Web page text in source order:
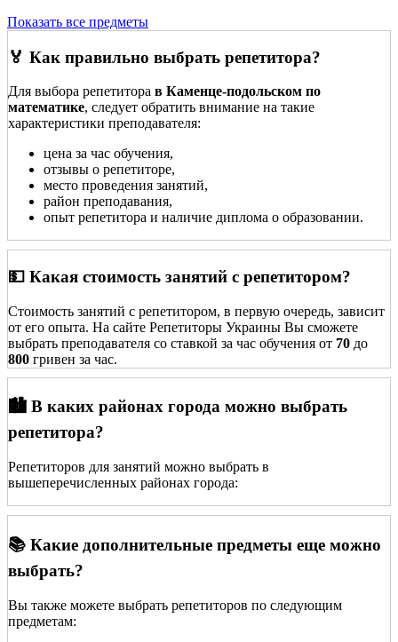
Показать все предметы
🏅 Как правильно выбрать репетитора?
Для выбора репетитора в Каменце-подольском по
математике, следует обратить внимание на такие
характеристики преподавателя:
цена за час обучения,
отзывы о репетиторе,
место проведения занятий,
район преподавания,
опыт репетитора и наличие диплома о образовании.
💵 Какая стоимость занятий с репетитором?
Стоимость занятий с репетитором, в первую очередь, зависит
от его опыта. На сайте Репетиторы Украины Вы сможете
выбрать преподавателя со ставкой за час обучения от 70 до
800 гривен за час.
🏙️ В каких районах города можно выбрать
репетитора?
Репетиторов для занятий можно выбрать в
вышеперечисленных районах города:
📚 Какие дополнительные предметы еще можно
выбрать?
Вы также можете выбрать репетиторов по следующим
предметам: